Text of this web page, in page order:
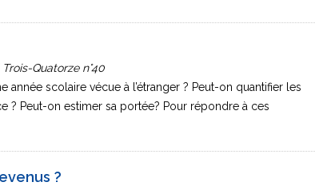
Quatorze n°40
année scolaire vécue à l’étranger ? Peut-on quantifier les
? Peut-on estimer sa portée? Pour répondre à ces
?